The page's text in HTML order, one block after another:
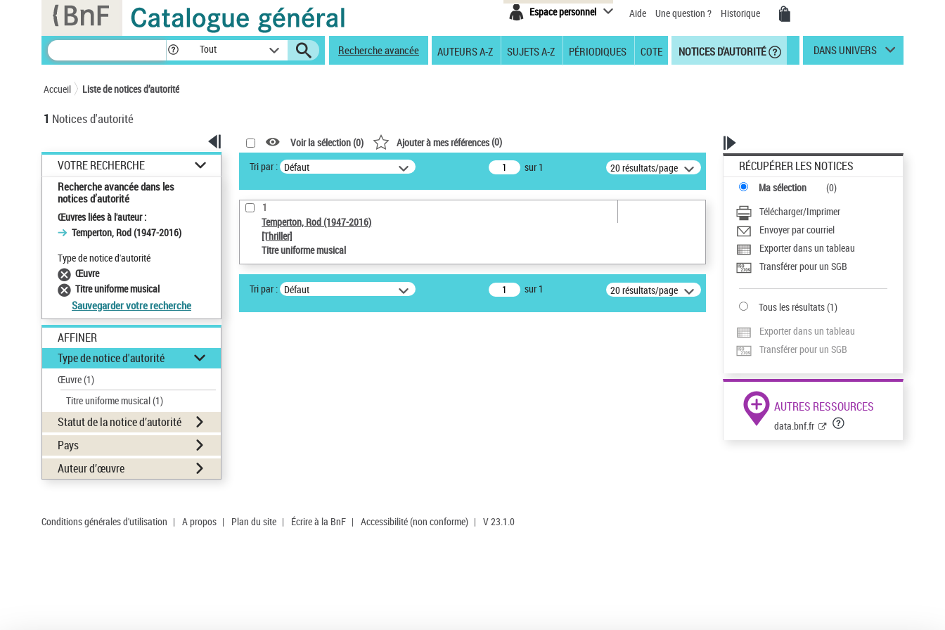
Espace personnel Aide Une question ? Historique
Tout Recherche avancée AUTEURS A-Z SUJETS A-Z PÉRIODIQUES COTE NOTICES D'AUTORITÉ DANS UNIVERS
Accueil Liste de notices d’autorité
1 Notices d'autorité
VOTRE RECHERCHE
Recherche avancée dans les
notices d’autorité
Œuvres liées à l'auteur :
Temperton, Rod (1947-2016)
Type de notice d'autorité
Œuvre
Titre uniforme musical
Sauvegarder votre recherche
AFFINER
Type de notice d'autorité
Œuvre(1)
Titre uniforme musical(1)
Statut de la notice d’autorité
Pays
Auteur d’œuvre
Voir la sélection (0) Ajouter à mes références(0)
Tri par : Défaut sur 1 20 résultats/page
1
Temperton, Rod (1947-2016)
[Thriller]
Titre uniforme musical
Tri par : Défaut sur 1 20 résultats/page
RÉCUPÉRER LES NOTICES
Ma sélection (0)
Télécharger/Imprimer
Envoyer par courriel
Exporter dans un tableau
Transférer pour un SGB
Tous les résultats(1)
Exporter dans un tableau
Transférer pour un SGB
AUTRES RESSOURCES
data.bnf.fr
Conditions générales d'utilisation | A propos | Plan du site | Écrire à la BnF | Accessibilité (non conforme) | V 23.1.0
Panneau de gestion des cookies